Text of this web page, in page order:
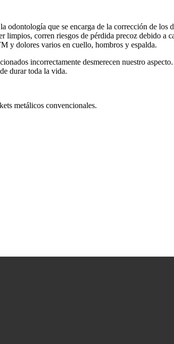
odontología que se encarga de la corrección de
limpios, corren riesgos de pérdida precoz debido a
y dolores varios en cuello, hombros y espalda.
incorrectamente desmerecen nuestro
durar toda la vida.
metálicos convencionales.